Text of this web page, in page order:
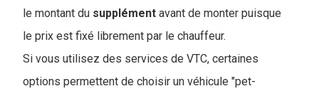
le montant du supplément avant de monter puisque
le prix est fixé librement par le chauffeur.
Si vous utilisez des services de VTC, certaines
options permettent de choisir un véhicule "pet-